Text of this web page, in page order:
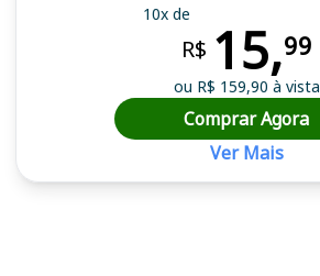
10x de
R$ 15,99
ou R$ 159,90 à vista
Comprar Agora
Ver Mais